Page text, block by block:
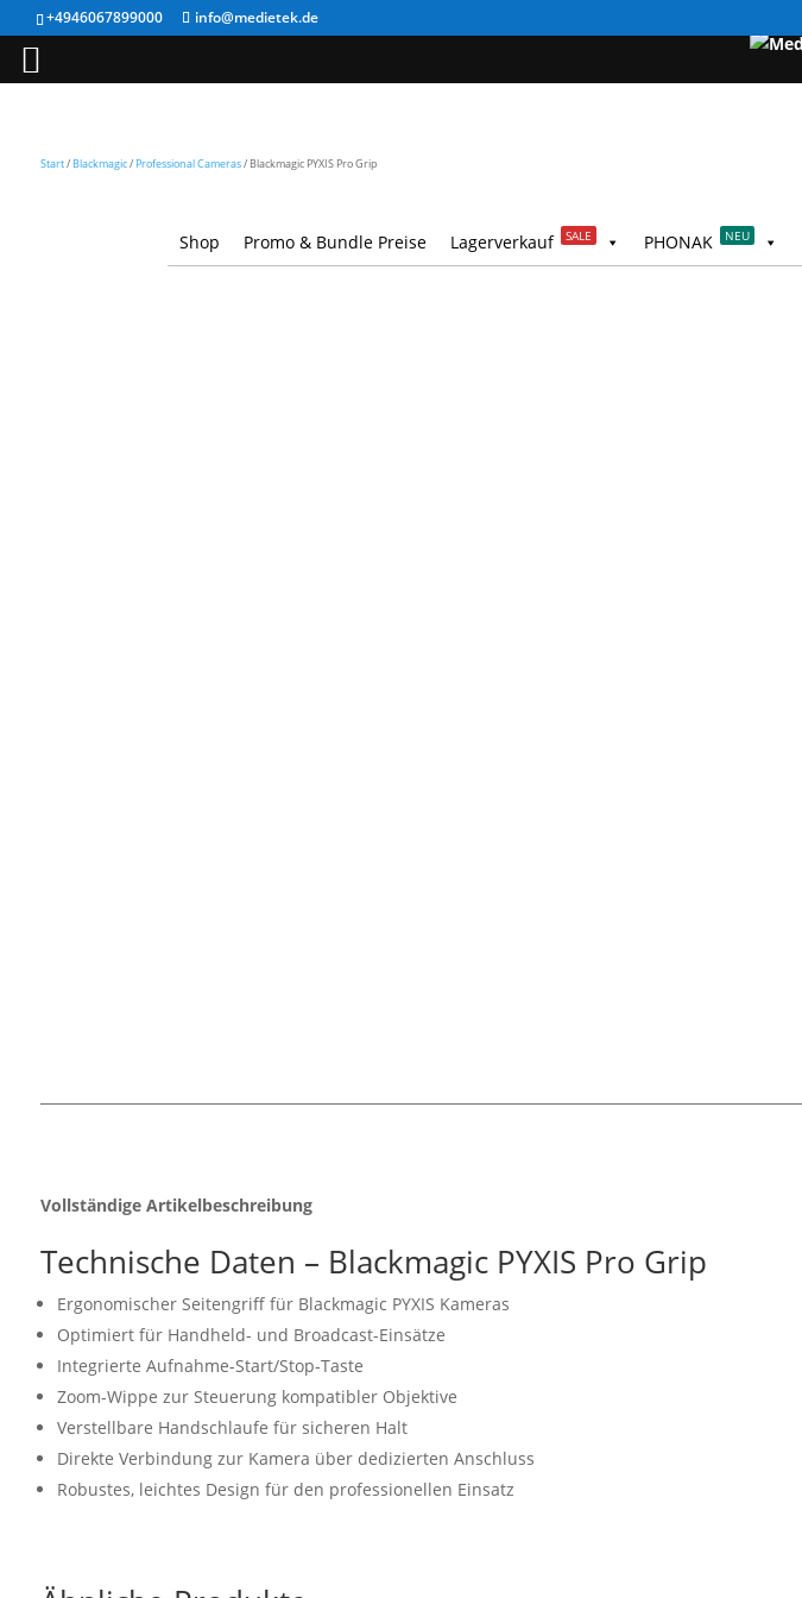
+4946067899000 info@medietek.de
Start/ Blackmagic/ Professional Cameras/ Blackmagic PYXIS Pro Grip
Shop Promo & Bundle Preise Lagerverkauf SALE PHONAK NEU
Vollständige Artikelbeschreibung
Technische Daten – Blackmagic PYXIS Pro Grip
Ergonomischer Seitengriff für Blackmagic PYXIS Kameras
Optimiert für Handheld- und Broadcast-Einsätze
Integrierte Aufnahme-Start/Stop-Taste
Zoom-Wippe zur Steuerung kompatibler Objektive
Verstellbare Handschlaufe für sicheren Halt
Direkte Verbindung zur Kamera über dedizierten Anschluss
Robustes, leichtes Design für den professionellen Einsatz